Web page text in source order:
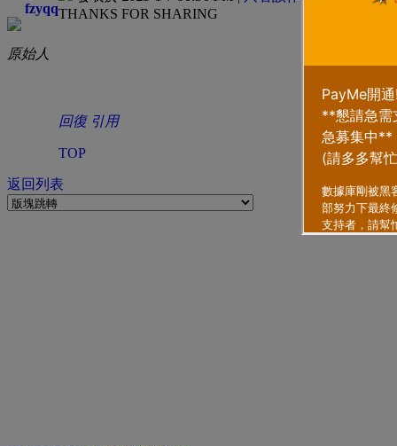
fzyqq
原始人
THANKS FOR SHARING
回復 引用
TOP
返回列表